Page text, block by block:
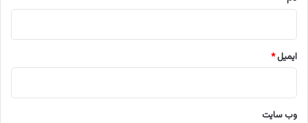
ایمیل*
وب‌ سایت